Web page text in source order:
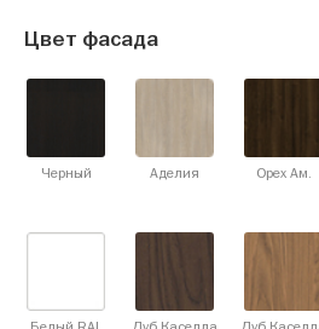
Цвет фасада
Черный Аделия Орех Ам.